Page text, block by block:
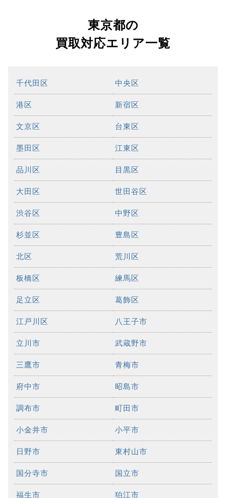
東京都の
買取対応エリア一覧
千代田区 中央区
港区 新宿区
文京区 台東区
墨田区 江東区
品川区 目黒区
大田区 世田谷区
渋谷区 中野区
杉並区 豊島区
北区 荒川区
板橋区 練馬区
足立区 葛飾区
江戸川区 八王子市
立川市 武蔵野市
三鷹市 青梅市
府中市 昭島市
調布市 町田市
小金井市 小平市
日野市 東村山市
国分寺市 国立市
福生市 狛江市